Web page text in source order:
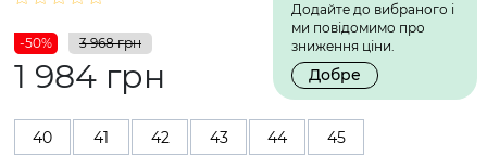
Додайте до вибраного і
ми повідомимо про
зниження ціни.
Добре
-50% 3 968 грн
1 984 грн
40 41 42 43 44 45